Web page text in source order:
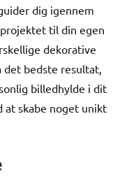
dig igennem
projektet til din egen
dekorative
bedste resultat,
billedhylde i dit
at skabe noget unikt